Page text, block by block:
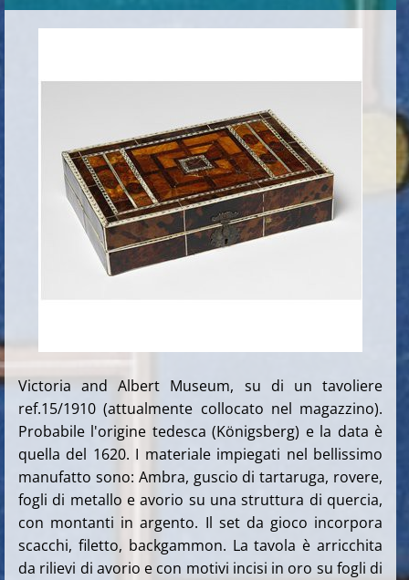
Victoria and Albert Museum, su di un tavoliere
ref.15/1910 (attualmente collocato nel magazzino).
Probabile l'origine tedesca(Königsberg) e la data è
quella del 1620. I materiale impiegati nel bellissimo
manufatto sono: Ambra, guscio di tartaruga, rovere,
fogli di metallo e avorio su una struttura di quercia,
con montanti in argento. Il set da gioco incorpora
scacchi, filetto, backgammon. La tavola è arricchita
da rilievi di avorio e con motivi incisi in oro su fogli di